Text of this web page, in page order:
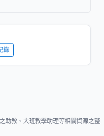
錄
助教、大班教學助理等相關資源之整